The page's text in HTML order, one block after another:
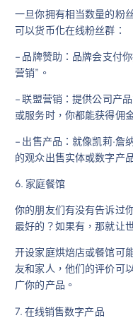
一旦你拥有相当数量的粉
可以货币化在线粉丝群：
– 品牌赞助：品牌会支付
营销”。
– 联盟营销：提供公司产
或服务时，你都能获得佣
– 出售产品：就像凯莉·詹
的观众出售实体或数字产
6. 家庭餐馆
你的朋友们有没有告诉过
最好的？如果有，那就让
开设家庭烘焙店或餐馆可
友和家人，他们的评价可
广你的产品。
7. 在线销售数字产品